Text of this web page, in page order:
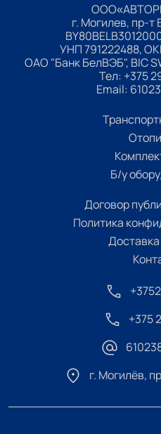
г. Могилев, пр-т
УНП 791222488,
ОАО "Банк БелВЭБ", BIC
Тел: +375
Email:
Б/у
Договор
Политика
+375
г. Могилёв,